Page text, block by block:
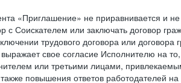
«Приглашение» не приравнивается и
с Соискателем или заключать договор
трудового договора или договора
свое согласие Исполнителю на
или третьими лицами,
повышения ответов работодателей